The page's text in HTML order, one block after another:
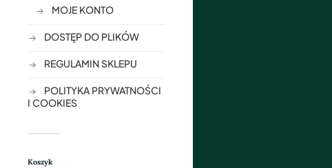
MOJE KONTO
DOSTĘP DO PLIKÓW
REGULAMIN SKLEPU
POLITYKA PRYWATNOŚCI
I COOKIES
Koszyk